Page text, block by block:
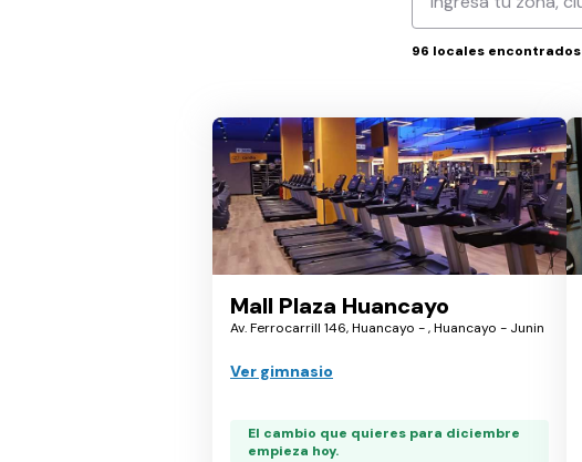
96 locales encontrados
Mall Plaza Huancayo
Av. Ferrocarrill 146, Huancayo - , Huancayo - Junin
Ver gimnasio
El cambio que quieres para diciembre
empieza hoy.